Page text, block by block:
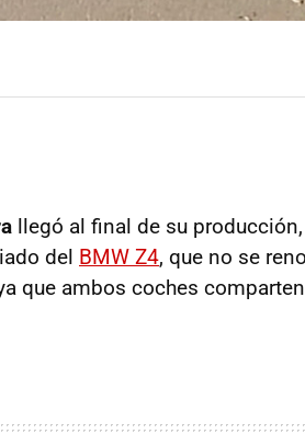
llegó al final de su
del BMW Z4, que no se
que ambos coches